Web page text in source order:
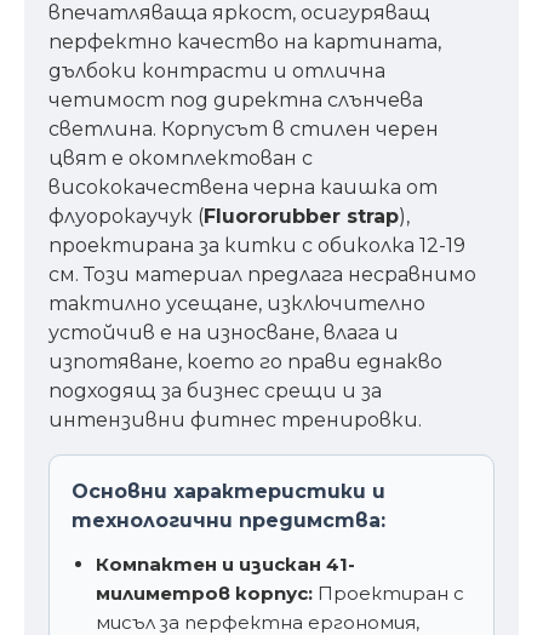
впечатляваща яркост, осигуряващ
перфектно качество на картината,
дълбоки контрасти и отлична
четимост под директна слънчева
светлина. Корпусът в стилен черен
цвят е окомплектован с
висококачествена черна каишка от
флуорокаучук (Fluororubber strap),
проектирана за китки с обиколка 12-19
см. Този материал предлага несравнимо
тактилно усещане, изключително
устойчив е на износване, влага и
изпотяване, което го прави еднакво
подходящ за бизнес срещи и за
интензивни фитнес тренировки.
Основни характеристики и
технологични предимства:
Компактен и изискан 41-
милиметров корпус: Проектиран с
мисъл за перфектна ергономия,